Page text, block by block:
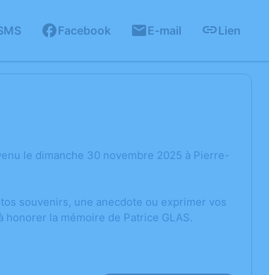
Facebook E-mail Lien
le dimanche 30 novembre 2025 à Pierre-
souvenirs, une anecdote ou exprimer vos
la mémoire de Patrice GLAS.